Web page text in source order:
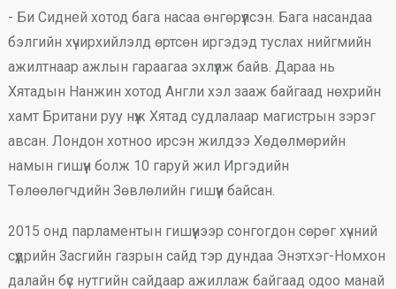
- Би Сидней хотод бага насаа өнгөрүүлсэн. Бага насандаа
бэлгийн хүчирхийлэлд өртсөн иргэдэд туслах нийгмийн
ажилтнаар ажлын гараагаа эхлүүлж байв. Дараа нь
Хятадын Нанжин хотод Англи хэл зааж байгаад нөхрийн
хамт Британи руу нүүж Хятад судлалаар магистрын зэрэг
авсан. Лондон хотноо ирсэн жилдээ Хөдөлмөрийн
намын гишүүн болж 10 гаруй жил Иргэдийн
Төлөөлөгчдийн Зөвлөлийн гишүүн байсан.
2015 онд парламентын гишүүнээр сонгогдон сөрөг хүчний
сүүдрийн Засгийн газрын сайд тэр дундаа Энэтхэг-Номхон
далайн бүс нутгийн сайдаар ажиллаж байгаад одоо манай